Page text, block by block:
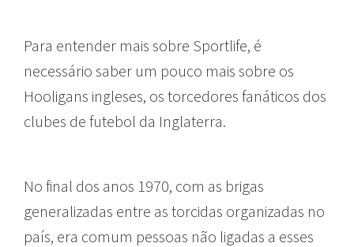
Para entender mais sobre Sportlife, é
necessário saber um pouco mais sobre os
Hooligans ingleses, os torcedores fanáticos dos
clubes de futebol da Inglaterra.
No final dos anos 1970, com as brigas
generalizadas entre as torcidas organizadas no
país, era comum pessoas não ligadas a esses